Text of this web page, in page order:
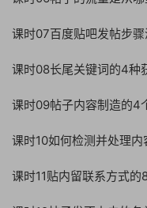
课时07百度贴吧发帖步
课时08长尾关键词的4种
课时09帖子内容制造的4
课时10如何检测并处理
课时11贴内留联系方式